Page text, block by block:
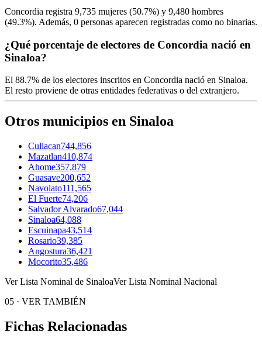
Concordia registra 9,735 mujeres (50.7%) y 9,480 hombres
(49.3%). Además, 0 personas aparecen registradas como no binarias.
¿Qué porcentaje de electores de Concordia nació en
Sinaloa?
El 88.7% de los electores inscritos en Concordia nació en Sinaloa.
El resto proviene de otras entidades federativas o del extranjero.
Otros municipios en Sinaloa
Culiacan744,856
Mazatlan410,874
Ahome357,879
Guasave200,652
Navolato111,565
El Fuerte74,206
Salvador Alvarado67,044
Sinaloa64,088
Escuinapa43,514
Rosario39,385
Angostura36,421
Mocorito35,486
Ver Lista Nominal de SinaloaVer Lista Nominal Nacional
05 · VER TAMBIÉN
Fichas Relacionadas